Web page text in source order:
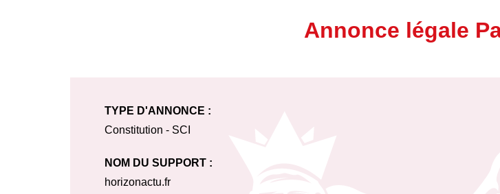
Annonce légale
TYPE D'ANNONCE :
Constitution - SCI
NOM DU SUPPORT :
horizonactu.fr